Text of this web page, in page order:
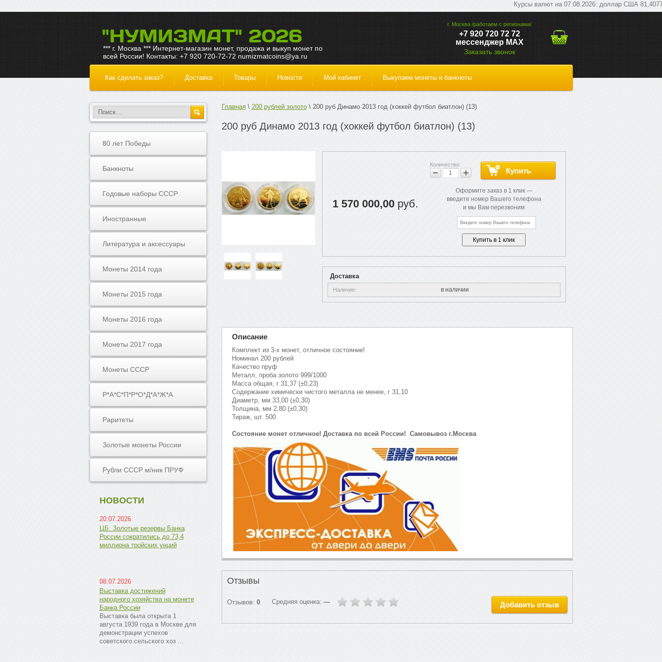
Курсы валют на 07.08.2026: доллар США 81,4077
"НУМИЗМАТ" 2026
*** г. Москва *** Интернет-магазин монет, продажа и выкуп монет по
всей России! Контакты: +7 920 720-72-72 numizmatcoins@ya.ru
г. Москва /работаем с регионами/
+7 920 720 72 72
мессенджер МАХ
Заказать звонок
Как сделать заказ? Доставка Товары Новости Мой кабинет Выкупаем монеты и банкноты
80 лет Победы
Банкноты
Годовые наборы СССР
Иностранные
Литература и аксессуары
Монеты 2014 года
Монеты 2015 года
Монеты 2016 года
Монеты 2017 года
Монеты СССР
Р*А*С*П*Р*О*Д*А*Ж*А
Раритеты
Золотые монеты России
Рубли СССР м/ник ПРУФ
НОВОСТИ
20.07.2026
ЦБ: Золотые резервы Банка
России сократились до 73,4
миллиона тройских унций
08.07.2026
Выставка достижений
народного хозяйства на монете
Банка России
Выставка была открыта 1
августа 1939 года в Москве для
демонстрации успехов
советского сельского хоз ...
Главная 200 рублей золото 200 руб Динамо 2013 год (хоккей футбол биатлон) (13)
200 руб Динамо 2013 год (хоккей футбол биатлон) (13)
1 570 000,00 руб.
Оформите заказ в 1 клик —
введите номер Вашего телефона
и мы Вам перезвоним
Доставка
Наличие в наличии
Описание
Комплект из 3-х монет, отличное состояние!
Номинал 200 рублей
Качество пруф
Металл, проба золото 999/1000
Масса общая, г 31,37 (±0,23)
Содержание химически чистого металла не менее, г 31,10
Диаметр, мм 33,00 (±0,30)
Толщина, мм 2,80 (±0,30)
Тираж, шт. 500
Состояние монет отличное! Доставка по всей России! Самовывоз г.Москва
Отзывы
Отзывов: 0 Средняя оценка: — Добавить отзыв